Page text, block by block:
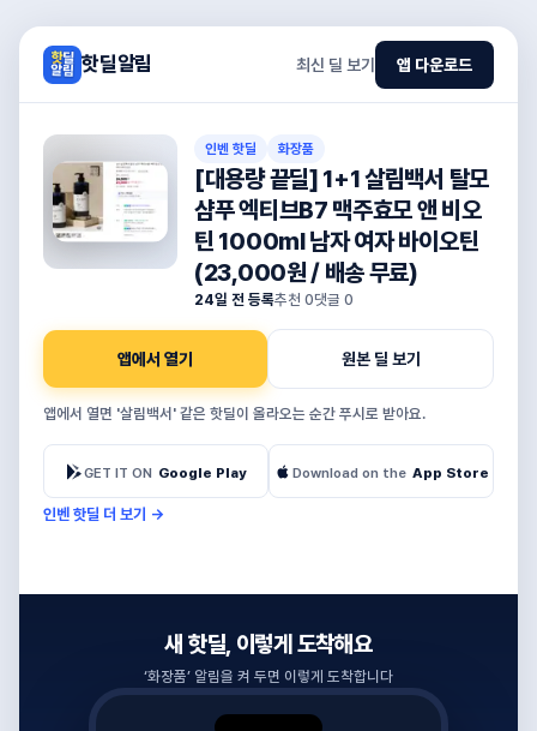
핫딜알림 최신 딜 보기 앱 다운로드
인벤 핫딜 화장품
[대용량 끝딜] 1+1 살림백서 탈모
샴푸 엑티브B7 맥주효모 앤 비오
틴 1000ml 남자 여자 바이오틴
(23,000원 / 배송 무료)
24일 전 등록추천 0댓글 0
앱에서 열기 원본 딜 보기
앱에서 열면 '살림백서' 같은 핫딜이 올라오는 순간 푸시로 받아요.
GET IT ON Google Play Download on the App Store
인벤 핫딜 더 보기 →
새 핫딜, 이렇게 도착해요
‘화장품’ 알림을 켜 두면 이렇게 도착합니다